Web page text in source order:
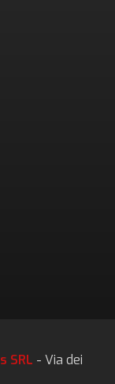
SRL - Via dei